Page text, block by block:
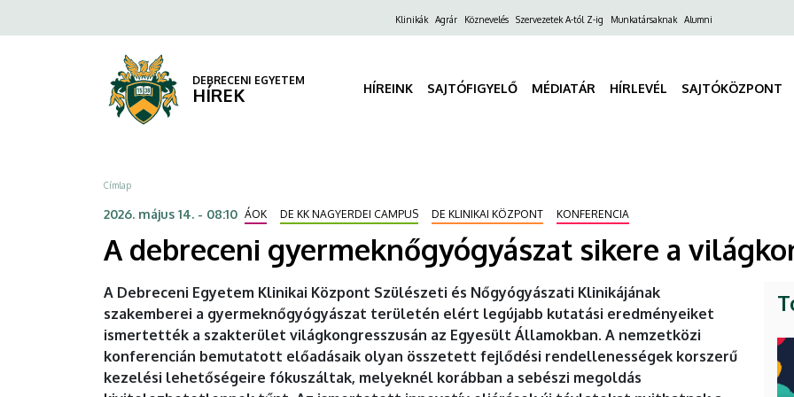
debreceni
gyermeknőgyógyászat
világkongresszuson
DEBRECENI
EGYETEM
a
FelsőKlinikák Agrár Köznevelés Szervezetek A-tól Z-ig Munkatársaknak Alumni
DEBRECENI EGYETEM
HÍREK HÍREINK SAJTÓFIGYELŐ MÉDIATÁR HÍRLEVÉL SAJTÓKÖZPONT
Morzsa
Címlap
2026. május 14. - 08:10 ÁOK DE KK NAGYERDEI CAMPUS DE KLINIKAI KÖZPONT KONFERENCIA
A debreceni gyermeknőgyógyászat sikere a
A Debreceni Egyetem Klinikai Központ Szülészeti és Nőgyógyászati Klinikájának
szakemberei a gyermeknőgyógyászat területén elért legújabb kutatási eredményeiket
ismertették a szakterület világkongresszusán az Egyesült Államokban. A nemzetközi
konferencián bemutatott előadásaik olyan összetett fejlődési rendellenességek korszerű
kezelési lehetőségeire fókuszáltak, melyeknél korábban a sebészi megoldás